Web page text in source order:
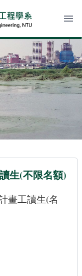
menu
生(不限名額)
畫工讀生(名